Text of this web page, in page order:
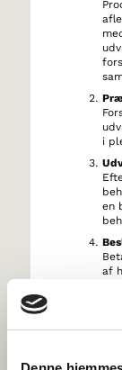
i
en
af